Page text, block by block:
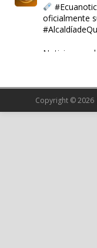
oficialmente
Noticia
Copyright © 2026